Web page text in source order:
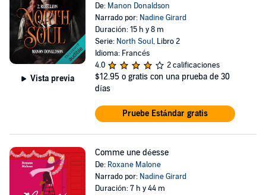
Vista previa
De: Manon Donaldson
Narrado por: Nadine Girard
Duración: 15 h y 8 m
Serie: North Soul, Libro 2
Idioma: Francés
4.0
2 calificaciones
$12.95 o gratis con una prueba de 30
días
Pruebe Estándar gratis
Comme une déesse
De: Roxane Malone
Narrado por: Nadine Girard
Duración: 7 h y 44 m